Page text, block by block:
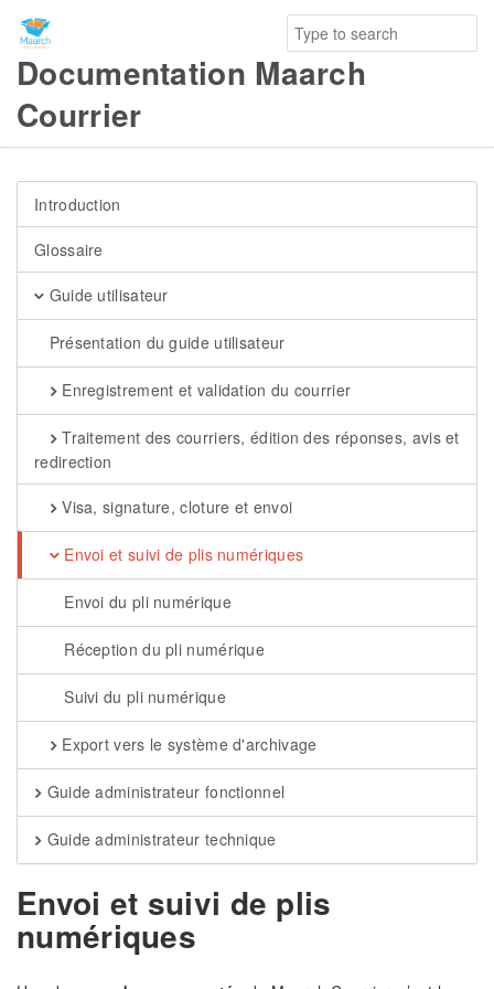
Documentation Maarch
Courrier
Introduction
Glossaire
Guide utilisateur
Présentation du guide utilisateur
Enregistrement et validation du courrier
Traitement des courriers, édition des réponses, avis et
redirection
Visa, signature, cloture et envoi
Envoi et suivi de plis numériques
Envoi du pli numérique
Réception du pli numérique
Suivi du pli numérique
Export vers le système d'archivage
Guide administrateur fonctionnel
Guide administrateur technique
Envoi et suivi de plis
numériques